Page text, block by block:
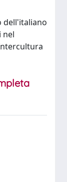
dell'italiano
nel